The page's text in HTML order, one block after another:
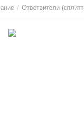
/ Ответвители